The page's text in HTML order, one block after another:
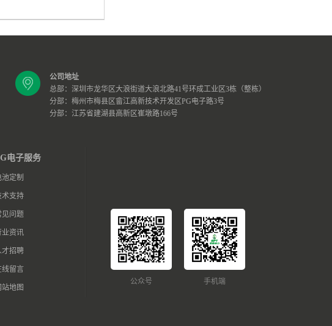
公司地址
总部：深圳市龙华区大浪街道大浪北路41号环成工业区3栋（整栋）
分部：梅州市梅县区畲江高新技术开发区PG电子路3号
分部：江苏省建湖县高新区崔墩路166号
电子服务
池定制
术支持
见问题
业资讯
才招聘
线留言
站地图
公众号 手机端